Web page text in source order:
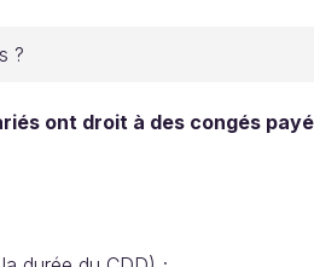
?
ont droit à des congés